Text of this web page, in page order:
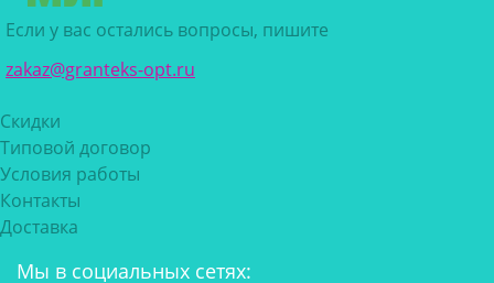
Если у вас остались вопросы, пишите
zakaz@granteks-opt.ru
Скидки
Типовой договор
Условия работы
Контакты
Доставка
Мы в социальных сетях: